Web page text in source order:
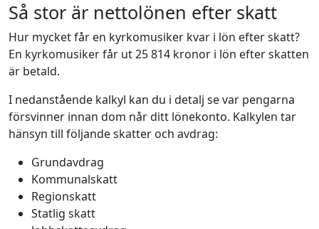
Så stor är nettolönen efter skatt
Hur mycket får en kyrkomusiker kvar i lön efter skatt?
En kyrkomusiker får ut 25 814 kronor i lön efter skatten
är betald.
I nedanstående kalkyl kan du i detalj se var pengarna
försvinner innan dom når ditt lönekonto. Kalkylen tar
hänsyn till följande skatter och avdrag:
Grundavdrag
Kommunalskatt
Regionskatt
Statlig skatt